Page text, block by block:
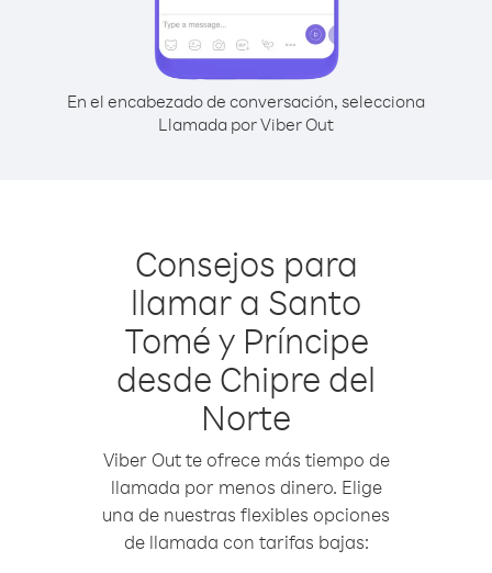
En el encabezado de conversación, selecciona
Llamada por Viber Out
Consejos para
llamar a Santo
Tomé y Príncipe
desde Chipre del
Norte
Viber Out te ofrece más tiempo de
llamada por menos dinero. Elige
una de nuestras flexibles opciones
de llamada con tarifas bajas: